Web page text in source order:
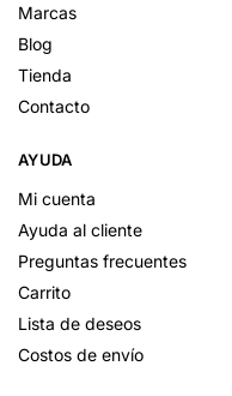
Marcas
Blog
Tienda
Contacto
AYUDA
Mi cuenta
Ayuda al cliente
Preguntas frecuentes
Carrito
Lista de deseos
Costos de envío